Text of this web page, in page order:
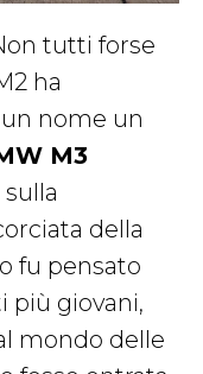
tutti forse
ha
nome un
M3
sulla
della
fu pensato
più giovani,
mondo delle